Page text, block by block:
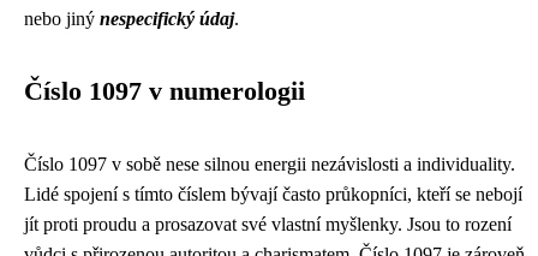
nebo jiný nespecifický údaj.
Číslo 1097 v numerologii
Číslo 1097 v sobě nese silnou energii nezávislosti a individuality.
Lidé spojení s tímto číslem bývají často průkopníci, kteří se nebojí
jít proti proudu a prosazovat své vlastní myšlenky. Jsou to rození